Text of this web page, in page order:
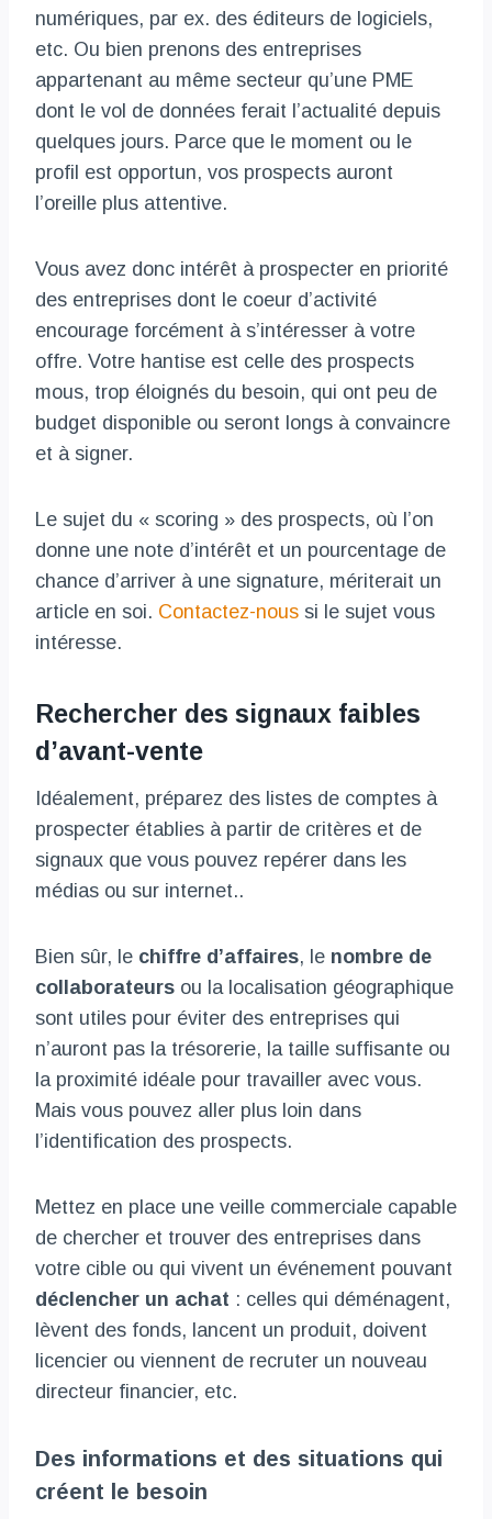
numériques, par ex. des éditeurs de logiciels,
etc. Ou bien prenons des entreprises
appartenant au même secteur qu’une PME
dont le vol de données ferait l’actualité depuis
quelques jours. Parce que le moment ou le
profil est opportun, vos prospects auront
l’oreille plus attentive.
Vous avez donc intérêt à prospecter en priorité
des entreprises dont le coeur d’activité
encourage forcément à s’intéresser à votre
offre. Votre hantise est celle des prospects
mous, trop éloignés du besoin, qui ont peu de
budget disponible ou seront longs à convaincre
et à signer.
Le sujet du « scoring » des prospects, où l’on
donne une note d’intérêt et un pourcentage de
chance d’arriver à une signature, mériterait un
article en soi. Contactez-nous si le sujet vous
intéresse.
Rechercher des signaux faibles
d’avant-vente
Idéalement, préparez des listes de comptes à
prospecter établies à partir de critères et de
signaux que vous pouvez repérer dans les
médias ou sur internet..
Bien sûr, le chiffre d’affaires, le nombre de
collaborateurs ou la localisation géographique
sont utiles pour éviter des entreprises qui
n’auront pas la trésorerie, la taille suffisante ou
la proximité idéale pour travailler avec vous.
Mais vous pouvez aller plus loin dans
l’identification des prospects.
Mettez en place une veille commerciale capable
de chercher et trouver des entreprises dans
votre cible ou qui vivent un événement pouvant
déclencher un achat : celles qui déménagent,
lèvent des fonds, lancent un produit, doivent
licencier ou viennent de recruter un nouveau
directeur financier, etc.
Des informations et des situations qui
créent le besoin